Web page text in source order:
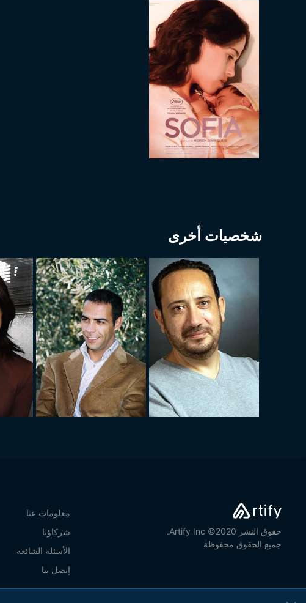
شخصيات أخرى
حقوق النشر 2020© Artify Inc.
جميع الحقوق محفوظة
معلومات عنا
شركاؤنا
الأسئلة الشائعة
إتصل بنا